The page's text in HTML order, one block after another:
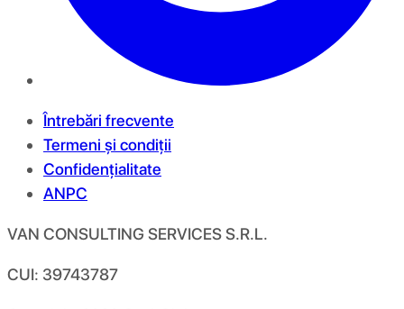
Întrebări frecvente
Termeni și condiții
Confidențialitate
ANPC
VAN CONSULTING SERVICES S.R.L.
CUI: 39743787